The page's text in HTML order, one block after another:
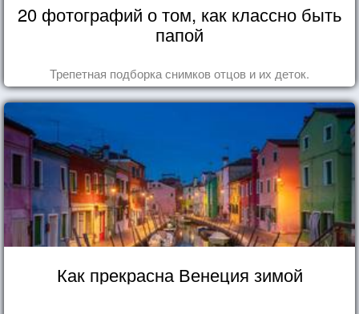
20 фотографий о том, как классно быть
папой
Трепетная подборка снимков отцов и их деток.
Как прекрасна Венеция зимой